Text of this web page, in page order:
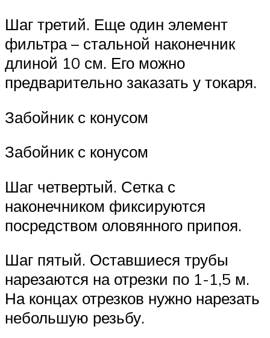
Шаг третий. Еще один элемент
фильтра – стальной наконечник
длиной 10 см. Его можно
предварительно заказать у токаря.
Забойник с конусом
Забойник с конусом
Шаг четвертый. Сетка с
наконечником фиксируются
посредством оловянного припоя.
Шаг пятый. Оставшиеся трубы
нарезаются на отрезки по 1-1,5 м.
На концах отрезков нужно нарезать
небольшую резьбу.